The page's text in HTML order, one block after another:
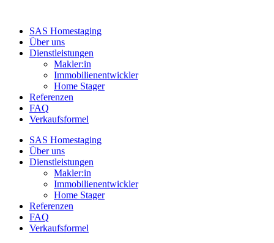
SAS Homestaging
Über uns
Dienstleistungen
Makler:in
Immobilienentwickler
Home Stager
Referenzen
FAQ
Verkaufsformel
SAS Homestaging
Über uns
Dienstleistungen
Makler:in
Immobilienentwickler
Home Stager
Referenzen
FAQ
Verkaufsformel